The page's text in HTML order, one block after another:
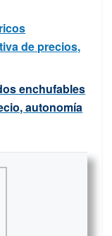
de precios,
enchufables
autonomía